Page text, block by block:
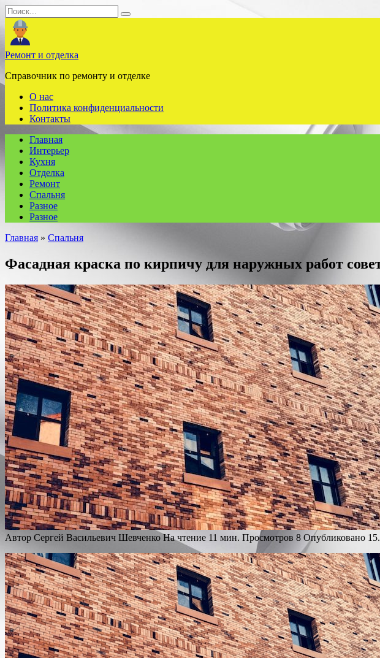
Перейти
к
содержанию
Search
for:
Ремонт и отделка
Справочник по ремонту и отделке
О нас
Политика конфиденциальности
Контакты
Главная
Интерьер
Кухня
Отделка
Ремонт
Спальня
Разное
Разное
Главная » Спальня
Фасадная краска по кирпичу для наружных работ
Автор Сергей Васильевич Шевченко На чтение 11 мин. Просмотров 8 Опубликовано